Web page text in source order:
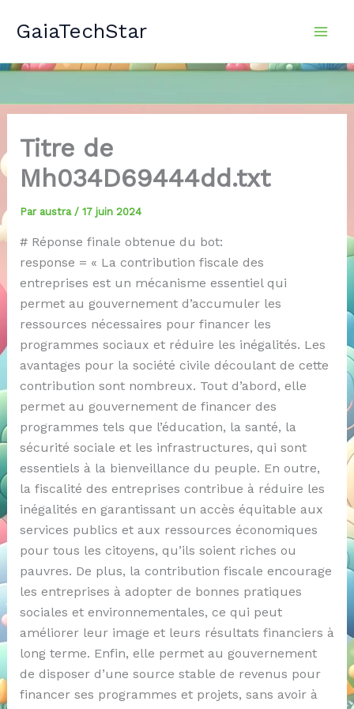
GaiaTechStar
Titre de
Mh034D69444dd.txt
Par austra / 17 juin 2024
# Réponse finale obtenue du bot:
response = « La contribution fiscale des
entreprises est un mécanisme essentiel qui
permet au gouvernement d’accumuler les
ressources nécessaires pour financer les
programmes sociaux et réduire les inégalités. Les
avantages pour la société civile découlant de cette
contribution sont nombreux. Tout d’abord, elle
permet au gouvernement de financer des
programmes tels que l’éducation, la santé, la
sécurité sociale et les infrastructures, qui sont
essentiels à la bienveillance du peuple. En outre,
la fiscalité des entreprises contribue à réduire les
inégalités en garantissant un accès équitable aux
services publics et aux ressources économiques
pour tous les citoyens, qu’ils soient riches ou
pauvres. De plus, la contribution fiscale encourage
les entreprises à adopter de bonnes pratiques
sociales et environnementales, ce qui peut
améliorer leur image et leurs résultats financiers à
long terme. Enfin, elle permet au gouvernement
de disposer d’une source stable de revenus pour
financer ses programmes et projets, sans avoir à